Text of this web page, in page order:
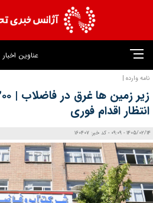
عناوین اخبار
نامه وارده |
انتظار اقدام فوری
1405/02/14 - 09:09 - کد خبر: 160407